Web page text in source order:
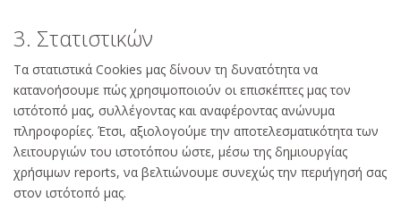
3. Στατιστικών
Τα στατιστικά Cookies μας δίνουν τη δυνατότητα να
κατανοήσουμε πώς χρησιμοποιούν οι επισκέπτες μας τον
ιστότοπό μας, συλλέγοντας και αναφέροντας ανώνυμα
πληροφορίες. Έτσι, αξιολογούμε την αποτελεσματικότητα των
λειτουργιών του ιστοτόπου ώστε, μέσω της δημιουργίας
χρήσιμων reports, να βελτιώνουμε συνεχώς την περιήγησή σας
στον ιστότοπό μας.